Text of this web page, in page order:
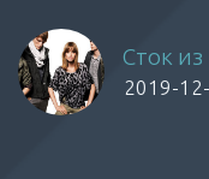
Сток
2019-